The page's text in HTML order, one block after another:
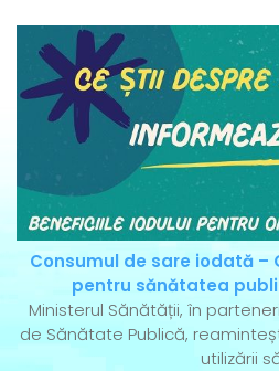
Consumul de sare iodată –
pentru sănătatea
Ministerul Sănătății, în
de Sănătate Publică,
utilizării